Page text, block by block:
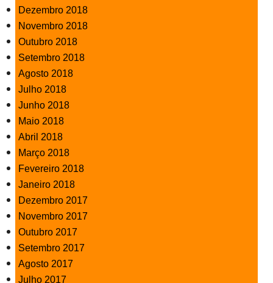
Dezembro 2018
Novembro 2018
Outubro 2018
Setembro 2018
Agosto 2018
Julho 2018
Junho 2018
Maio 2018
Abril 2018
Março 2018
Fevereiro 2018
Janeiro 2018
Dezembro 2017
Novembro 2017
Outubro 2017
Setembro 2017
Agosto 2017
Julho 2017